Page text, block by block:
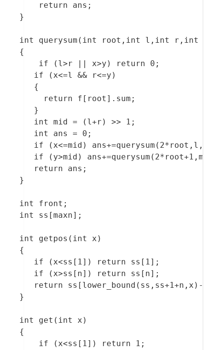
    return ans;
}
int querysum(int root,int l,int r,int
{
    if (l>r || x>y) return 0;
   if (x<=l && r<=y)
   {
     return f[root].sum;
   }
   int mid = (l+r) >> 1;
   int ans = 0;
if (x<=mid)
if (y>mid)
   return ans;
}
int front;
int ss[maxn];
int getpos(int x)
{
   if (x<ss[1]) return ss[1];
   if (x>ss[n]) return ss[n];
return ss[lower_bound(ss,ss+1+n,x)-
}
int get(int x)
{
    if (x<ss[1]) return 1;